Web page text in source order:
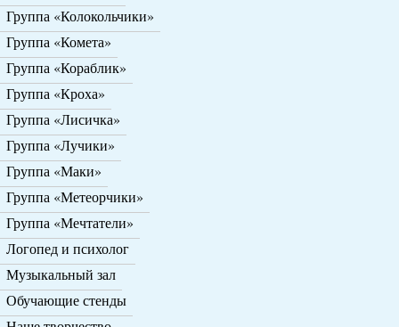
Группа «Колокольчики»
Группа «Комета»
Группа «Кораблик»
Группа «Кроха»
Группа «Лисичка»
Группа «Лучики»
Группа «Маки»
Группа «Метеорчики»
Группа «Мечтатели»
Логопед и психолог
Музыкальный зал
Обучающие стенды